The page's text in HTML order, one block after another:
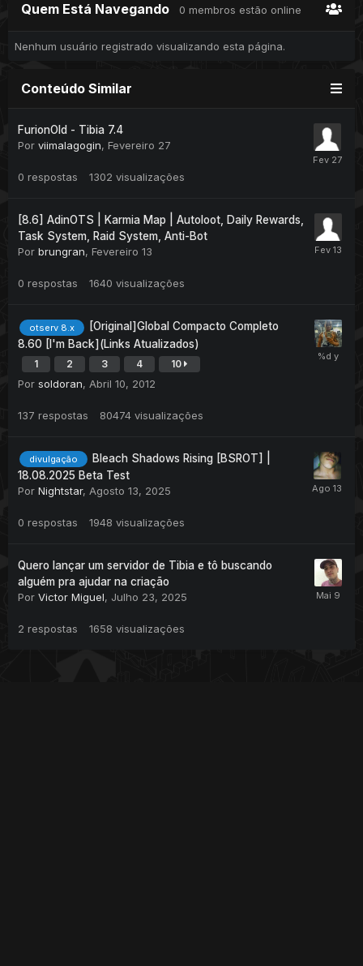
Quem Está Navegando 0 membros estão online
Nenhum usuário registrado visualizando esta página.
Conteúdo Similar
FurionOld - Tibia 7.4
Por viimalagogin, Fevereiro 27
0 respostas 1302 visualizações
[8.6] AdinOTS | Karmia Map | Autoloot, Daily Rewards,
Task System, Raid System, Anti-Bot
Por brungran, Fevereiro 13
0 respostas 1640 visualizações
otserv 8.x
[Original]Global Compacto Completo
8.60 [I'm Back](Links Atualizados)
1 2 3 4 10
Por soldoran, Abril 10, 2012
137 respostas 80474 visualizações
divulgação
Bleach Shadows Rising [BSROT] |
18.08.2025 Beta Test
Por Nightstar, Agosto 13, 2025
0 respostas 1948 visualizações
Quero lançar um servidor de Tibia e tô buscando
alguém pra ajudar na criação
Por Victor Miguel, Julho 23, 2025
2 respostas 1658 visualizações